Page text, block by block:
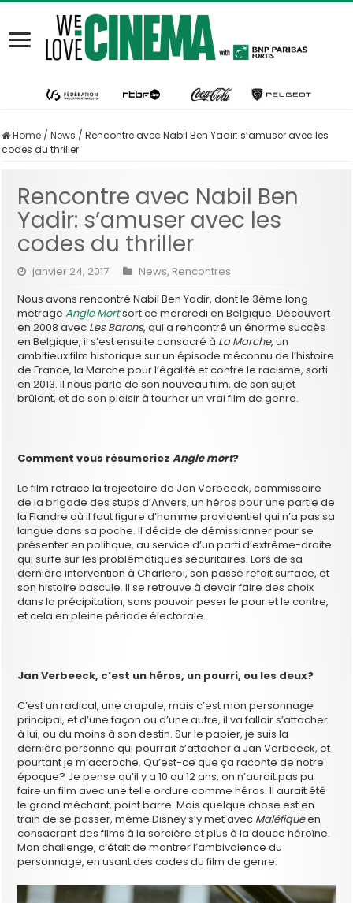
Home / News / Rencontre avec Nabil Ben Yadir: s’amuser avec les
codes du thriller
Rencontre avec Nabil Ben
Yadir: s’amuser avec les
codes du thriller
janvier 24, 2017 News, Rencontres
Nous avons rencontré Nabil Ben Yadir, dont le 3ème long
métrageAngle Mortsort ce mercredi en Belgique. Découvert
en 2008 avec Les Barons, qui a rencontré un énorme succès
en Belgique, il s’est ensuite consacré à La Marche, un
ambitieux film historique sur un épisode méconnu de l’histoire
de France, la Marche pour l’égalité et contre le racisme, sorti
en 2013. Il nous parle de son nouveau film, de son sujet
brûlant, et de son plaisir à tourner un vrai film de genre.
Comment vous résumeriezAngle mort?
Le film retrace la trajectoire de Jan Verbeeck, commissaire
de la brigade des stups d’Anvers, un héros pour une partie de
la Flandre où il faut figure d’homme providentiel qui n’a pas sa
langue dans sa poche. Il décide de démissionner pour se
présenter en politique, au service d’un parti d’extrême-droite
qui surfe sur les problématiques sécuritaires. Lors de sa
dernière intervention à Charleroi, son passé refait surface, et
son histoire bascule. Il se retrouve à devoir faire des choix
dans la précipitation, sans pouvoir peser le pour et le contre,
et cela en pleine période électorale.
Jan Verbeeck, c’est un héros, un pourri, ou les deux?
C’est un radical, une crapule, mais c’est mon personnage
principal, et d’une façon ou d’une autre, il va falloir s’attacher
à lui, ou du moins à son destin. Sur le papier, je suis la
dernière personne qui pourrait s’attacher à Jan Verbeeck, et
pourtant je m’accroche. Qu’est-ce que ça raconte de notre
époque? Je pense qu’il y a 10 ou 12 ans, on n’aurait pas pu
faire un film avec une telle ordure comme héros. Il aurait été
le grand méchant, point barre. Mais quelque chose est en
train de se passer, même Disney s’y met avec Maléfiqueen
consacrant des films à la sorcière et plus à la douce héroïne.
Mon challenge, c’était de montrer l’ambivalence du
personnage, en usant des codes du film de genre.